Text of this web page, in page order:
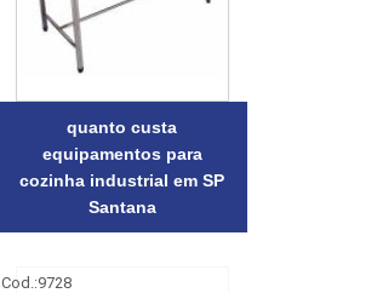
quanto custa
equipamentos para
cozinha industrial em SP
Santana
Cod.:9728